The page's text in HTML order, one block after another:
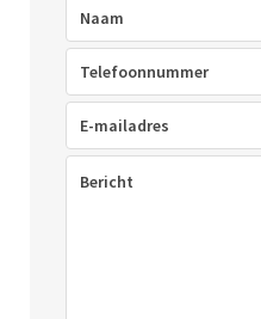
Telefoon
mailadres(Vereist)